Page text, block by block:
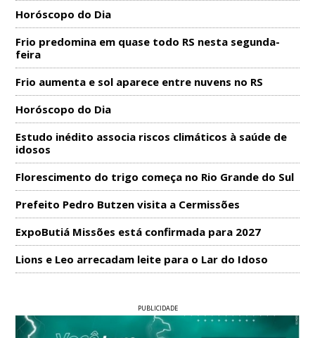
Horóscopo do Dia
Frio predomina em quase todo RS nesta segunda-
feira
Frio aumenta e sol aparece entre nuvens no RS
Horóscopo do Dia
Estudo inédito associa riscos climáticos à saúde de
idosos
Florescimento do trigo começa no Rio Grande do Sul
Prefeito Pedro Butzen visita a Cermissões
ExpoButiá Missões está confirmada para 2027
Lions e Leo arrecadam leite para o Lar do Idoso
PUBLICIDADE